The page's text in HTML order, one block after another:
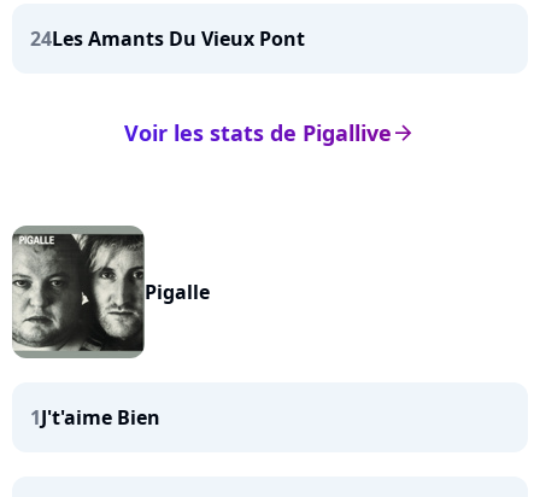
24Les Amants Du Vieux Pont
arrow_right
Voir les stats de Pigallive
Pigalle
1J't'aime Bien